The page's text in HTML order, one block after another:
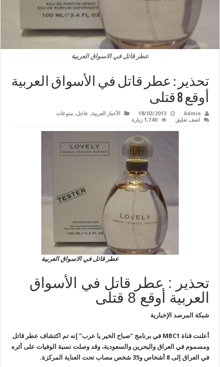
عطر قاتل في الاسواق العربية
تحذير : عطر قاتل في الأسواق العربية
أوقع 8 قتلى
Admin
18/02/2013 الأخبار العربية, عاجل,منوعات
اضف تعليق
1,740 زيارة
عطر قاتل في الاسواق العربية
تحذير : عطر قاتل في الأسواق
العربية أوقع 8 قتلى
شبكة المرصد الإخبارية
أعلنت قناة MBC1 في برنامج “صباح الخير يا عرب” إنه تم اكتشاف عطر قاتل
ومسموم في العراق والبحرين والسعودية، وقد وصلت نسبة الوفيات على أثره
في العراق إلى 8 أشخاص و35 شخص مصاب تحت العناية المركزة.